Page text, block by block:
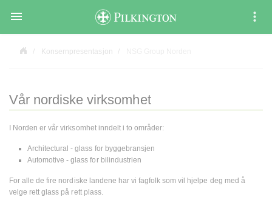

Konsernpresentasjon
Vår nordiske virksomhet
I Norden er vår virksomhet inndelt i to områder:
Architectural - glass for byggebransjen
Automotive - glass for bilindustrien
For alle de fire nordiske landene har vi fagfolk som vil hjelpe deg med å
velge rett glass på rett plass.